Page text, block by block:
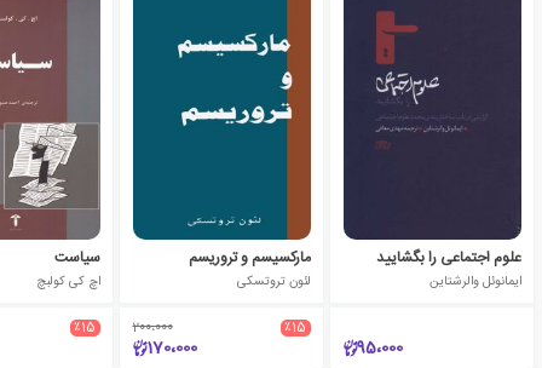
علوم اجتماعی را بگشایید
ایمانوئل والرشتاین
95،000
مارکسیسم و تروریسم
لئون تروتسکی
٪15 200،000
170،000
سیاست
اچ کی کولبچ
٪15